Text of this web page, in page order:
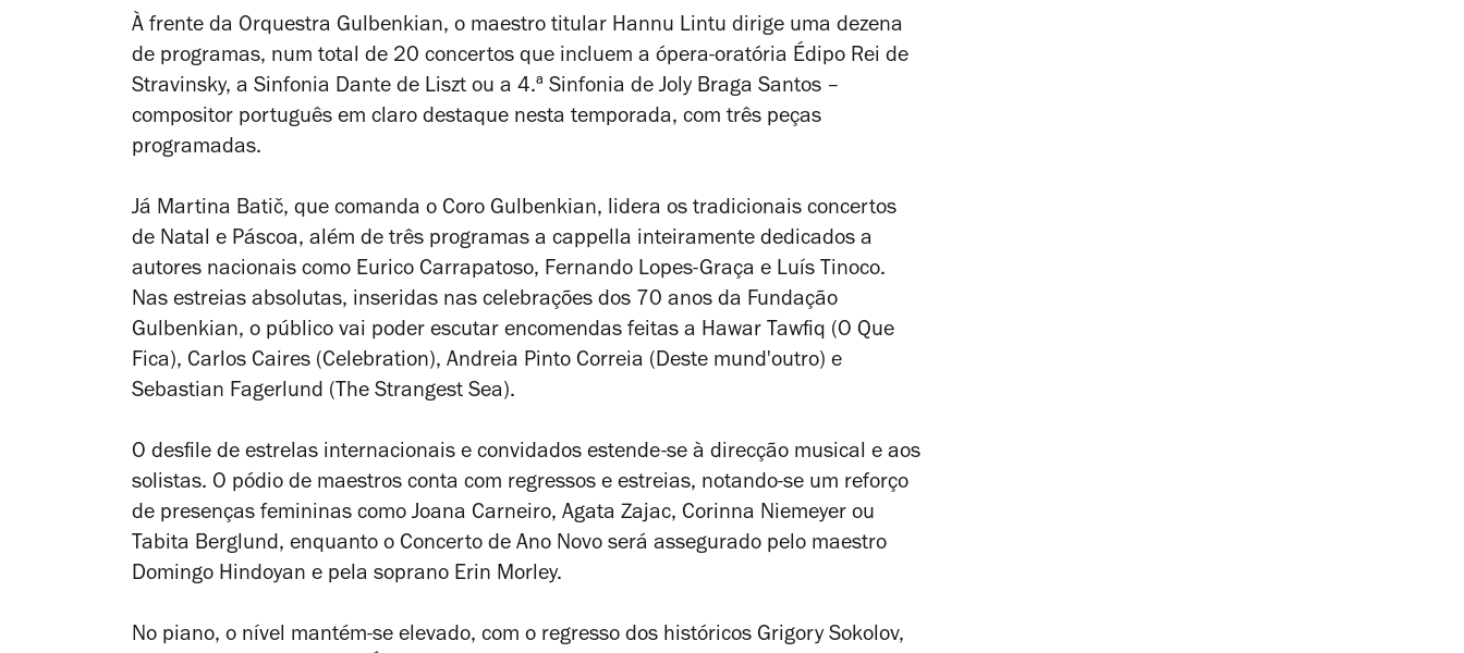
À frente da Orquestra Gulbenkian, o maestro titular Hannu Lintu dirige uma dezena
de programas, num total de 20 concertos que incluem a ópera-oratória Édipo Rei de
Stravinsky, a Sinfonia Dante de Liszt ou a 4.ª Sinfonia de Joly Braga Santos –
compositor português em claro destaque nesta temporada, com três peças
programadas.
Já Martina Batič, que comanda o Coro Gulbenkian, lidera os tradicionais concertos
de Natal e Páscoa, além de três programas a cappella inteiramente dedicados a
autores nacionais como Eurico Carrapatoso, Fernando Lopes-Graça e Luís Tinoco.
Nas estreias absolutas, inseridas nas celebrações dos 70 anos da Fundação
Gulbenkian, o público vai poder escutar encomendas feitas a Hawar Tawfiq (O Que
Fica), Carlos Caires (Celebration), Andreia Pinto Correia (Deste mund'outro) e
Sebastian Fagerlund ( The Strangest Sea).
O desfile de estrelas internacionais e convidados estende-se à direcção musical e aos
solistas. O pódio de maestros conta com regressos e estreias, notando-se um reforço
de presenças femininas como Joana Carneiro, Agata Zajac, Corinna Niemeyer ou
Tabita Berglund, enquanto o Concerto de Ano Novo será assegurado pelo maestro
Domingo Hindoyan e pela soprano Erin Morley.
No piano, o nível mantém-se elevado, com o regresso dos históricos Grigory Sokolov,